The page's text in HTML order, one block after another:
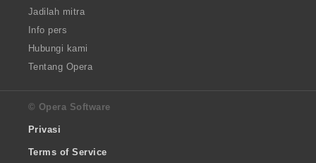
Jadilah mitra
Info pers
Hubungi kami
Tentang Opera
© Opera Software
Privasi
Terms of Service